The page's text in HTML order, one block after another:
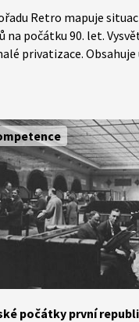
Retro mapuje
na počátku 90. let.
privatizace. Obsahuje
Švarcem,
počátky první